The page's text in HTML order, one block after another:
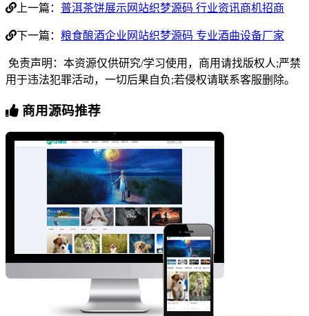
上一篇： 普洱茶饼展示网站织梦源码 行业资讯商机招商
下一篇： 粮食酿酒企业网站织梦源码 专业酒曲设备厂家
免责声明：本资源仅供研究/学习使用，商用请找版权人;严禁
用于违法犯罪活动，一切后果自负;若侵权请联系客服删除。
商用源码推荐